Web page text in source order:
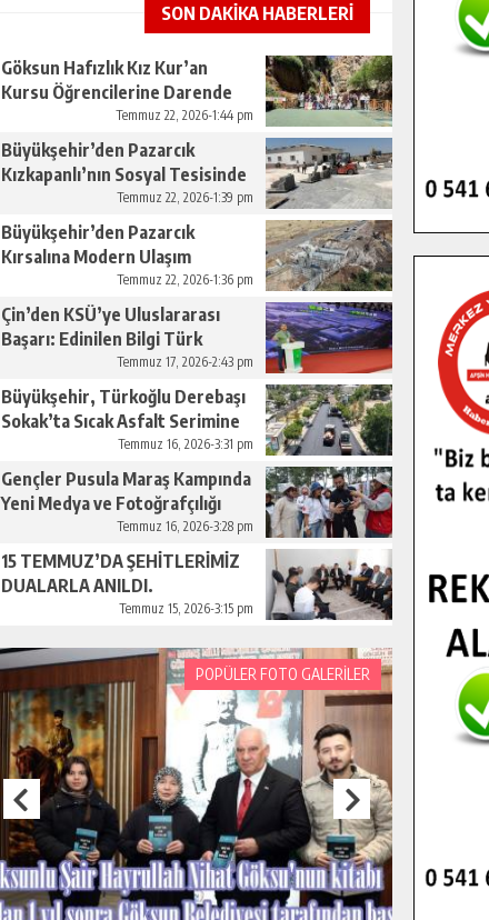
SON DAKİKA HABERLERİ
Göksun Hafızlık Kız Kur’an
Kursu Öğrencilerine Darende
Temmuz 22, 2026-1:44 pm
Büyükşehir’den Pazarcık
Kızkapanlı’nın Sosyal Tesisinde
Çevre Düzenlemesi.Temmuz 22, 2026-1:39 pm
Büyükşehir’den Pazarcık
Kırsalına Modern Ulaşım
Temmuz 22, 2026-1:36 pm
Çin’den KSÜ’ye Uluslararası
Başarı: Edinilen Bilgi Türk
Tarımına Katkı Sağlayacak.
Temmuz 17, 2026-2:43 pm
Büyükşehir, Türkoğlu Derebaşı
Sokak’ta Sıcak Asfalt Serimine
Temmuz 16, 2026-3:31 pm
Gençler Pusula Maraş Kampında
Yeni Medya ve Fotoğrafçılığı
Temmuz 16, 2026-3:28 pm
15 TEMMUZ’DA ŞEHİTLERİMİZ
DUALARLA ANILDI.
Temmuz 15, 2026-3:15 pm
POPÜLER FOTO GALERİLER